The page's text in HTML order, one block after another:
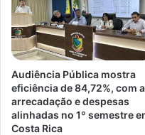
Audiência Pública mostra
eficiência de 84,72%, com a
arrecadação e despesas
alinhadas no 1º semestre
Costa Rica